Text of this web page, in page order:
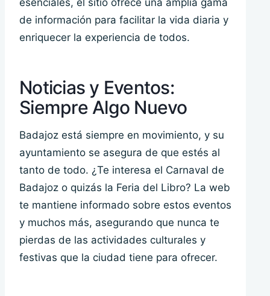
esenciales, el sitio ofrece una amplia gama
de información para facilitar la vida diaria y
enriquecer la experiencia de todos.
Noticias y Eventos:
Siempre Algo Nuevo
Badajoz está siempre en movimiento, y su
ayuntamiento se asegura de que estés al
tanto de todo. ¿Te interesa el Carnaval de
Badajoz o quizás la Feria del Libro? La web
te mantiene informado sobre estos eventos
y muchos más, asegurando que nunca te
pierdas de las actividades culturales y
festivas que la ciudad tiene para ofrecer.